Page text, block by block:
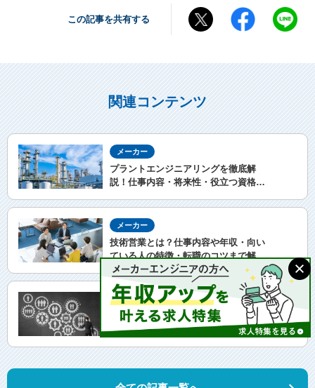
この記事を共有する
関連コンテンツ
メーカー
プラントエンジニアリングを徹底解
説！仕事内容・将来性・役立つ資格も
メーカー
技術営業とは？仕事内容や年収・向い
ている人の特徴・転職のコツまで解
説！
メーカー
【例文つき】機械系エンジニア（機械
設計）の志望動機の書き方やポイント